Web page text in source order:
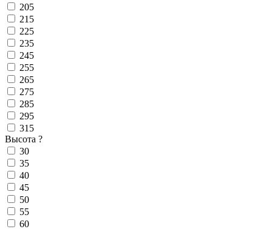
205
215
225
235
245
255
265
275
285
295
315
Высота ?
30
35
40
45
50
55
60